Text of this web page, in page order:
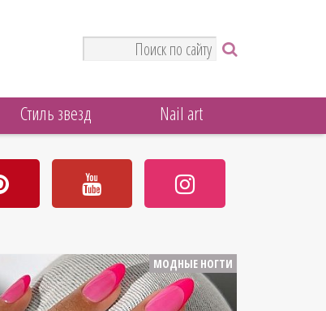
Стиль звезд Nail art
МОДНЫЕ НОГТИ